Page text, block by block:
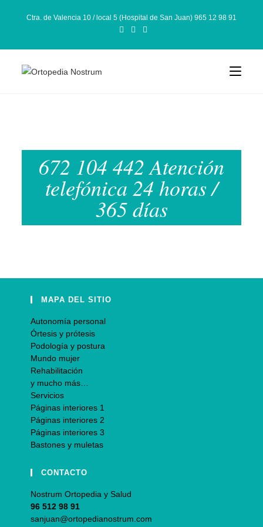
Ctra. de Valencia 10 / local 5 (Hospital de San Juan) 965 12 98 91
672 104 442 Atención
telefónica 24 horas /
365 días
MAPA DEL SITIO
Autonomía personal
Órtesis y prótesis
Podología y postura
Mundo mujer
Rehabilitación
y mucho más…
Servicios
Páginas interiores 1
Páginas interiores 2
Páginas interiores 3
Bastones y muletas
CONTACTO
Nostrum Ortopedia y Salud
96 512 98 91
sanjuan@ortopedianostrum.com